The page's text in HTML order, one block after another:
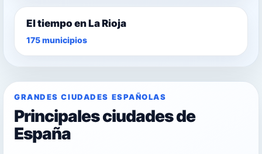
El tiempo en La Rioja
175 municipios
GRANDES CIUDADES ESPAÑOLAS
Principales ciudades de
España